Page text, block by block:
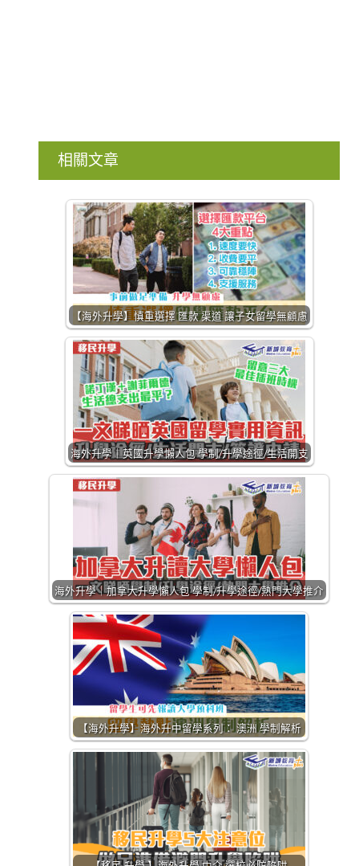
相關文章
【海外升學】慎重選擇 匯款 渠道 讓子女留學無顧慮
海外升學｜英國升學懶人包 學制/升學途徑/生活開支
海外升學｜加拿大升學懶人包 學制/升學途徑/熱門大學推介
【海外升學】海外升中留學系列： 澳洲 學制解析